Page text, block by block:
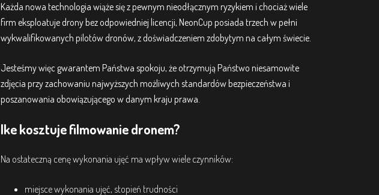
Każda nowa technologia wiąże się z pewnym nieodłącznym ryzykiem i chociaż wiele
firm eksploatuje drony bez odpowiedniej licencji, NeonCup posiada trzech w pełni
wykwalifikowanych pilotów dronów, z doświadczeniem zdobytym na całym świecie.
Jesteśmy więc gwarantem Państwa spokoju, że otrzymują Państwo niesamowite
zdjęcia przy zachowaniu najwyższych możliwych standardów bezpieczeństwa i
poszanowania obowiązującego w danym kraju prawa.
Ike kosztuje filmowanie dronem?
Na ostateczną cenę wykonania ujęć ma wpływ wiele czynników:
miejsce wykonania ujęć, stopień trudności